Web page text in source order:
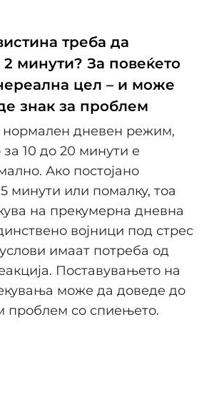
треба да
минути? За повеќето
цел – и може
знак за проблем
нормален дневен режим,
10 до 20 минути е
Ако постојано
минути или помалку, тоа
на прекумерна дневна
војници под стрес
имаат потреба од
Поставувањето на
може да доведе до
проблем со спиењето.